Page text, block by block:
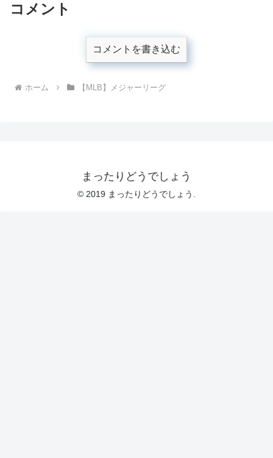
コメント
コメントを書き込む
ホーム 【MLB】メジャーリーグ
まったりどうでしょう
© 2019 まったりどうでしょう.